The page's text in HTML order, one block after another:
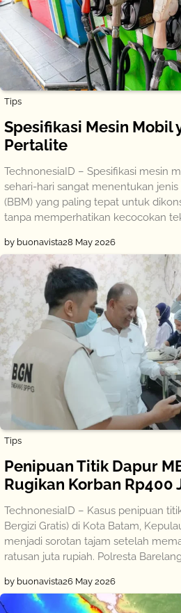
Tips
Spesifikasi Mesin Mobil
Pertalite
TechnonesiaID – Spesifikasi mesin
sehari-hari sangat menentukan
(BBM) yang paling tepat untuk
tanpa memperhatikan kecocokan
by buonavista28 May 2026
Tips
Penipuan Titik Dapur
Rugikan Korban Rp400
TechnonesiaID – Kasus penipuan
Bergizi Gratis) di Kota Batam,
menjadi sorotan tajam setelah
ratusan juta rupiah. Polresta
by buonavista26 May 2026